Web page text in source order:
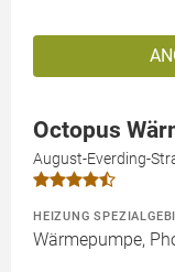
Octopus
August-Everding-
HEIZUNG
Wärmepumpe,